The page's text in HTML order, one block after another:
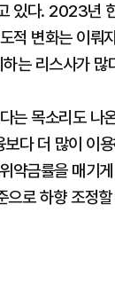
있다. 2023년
적 변화는 이뤄
는 리스사가 많
는 목소리도 나
다 더 많이 이
금률을 매기
로 하향 조정